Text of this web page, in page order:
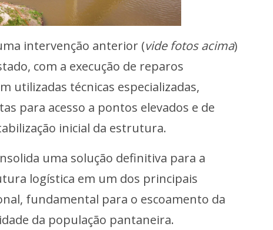
intervenção anterior (vide fotos acima)
com a execução de reparos
utilizadas técnicas especializadas,
para acesso a pontos elevados e de
inicial da estrutura.
uma solução definitiva para a
logística em um dos principais
fundamental para o escoamento da
da população pantaneira.